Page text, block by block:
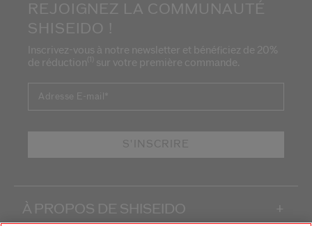
REJOIGNEZ LA COMMUNAUTÉ
SHISEIDO !
Inscrivez-vous à notre newsletter et bénéficiez de 20%
de réduction
sur votre première commande.
*
Adresse E-mail
S'INSCRIRE
À PROPOS DE SHISEIDO +